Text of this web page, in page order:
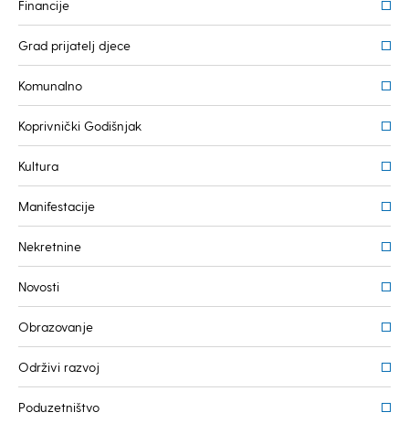
Financije
Grad prijatelj djece
Komunalno
Koprivnički Godišnjak
Kultura
Manifestacije
Nekretnine
Novosti
Obrazovanje
Održivi razvoj
Poduzetništvo